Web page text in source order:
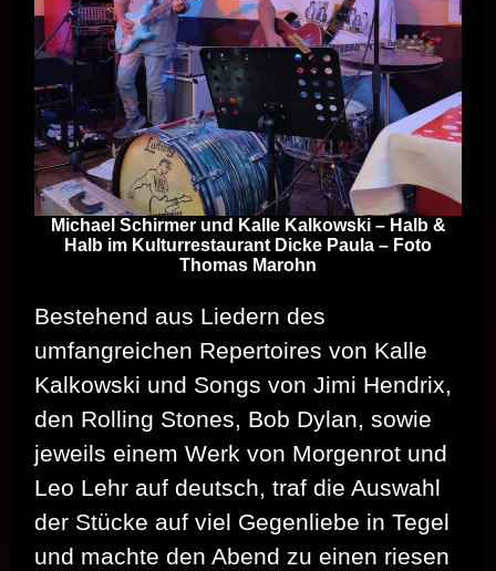
Michael Schirmer und Kalle Kalkowski – Halb &
Halb im Kulturrestaurant Dicke Paula – Foto
Thomas Marohn
Bestehend aus Liedern des
umfangreichen Repertoires von Kalle
Kalkowski und Songs von Jimi Hendrix,
den Rolling Stones, Bob Dylan, sowie
jeweils einem Werk von Morgenrot und
Leo Lehr auf deutsch, traf die Auswahl
der Stücke auf viel Gegenliebe in Tegel
und machte den Abend zu einen riesen